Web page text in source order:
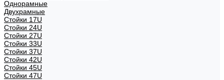
Однорамные
Двухрамные
Стойки 17U
Стойки 24U
Стойки 27U
Стойки 33U
Стойки 37U
Стойки 42U
Стойки 45U
Стойки 47U